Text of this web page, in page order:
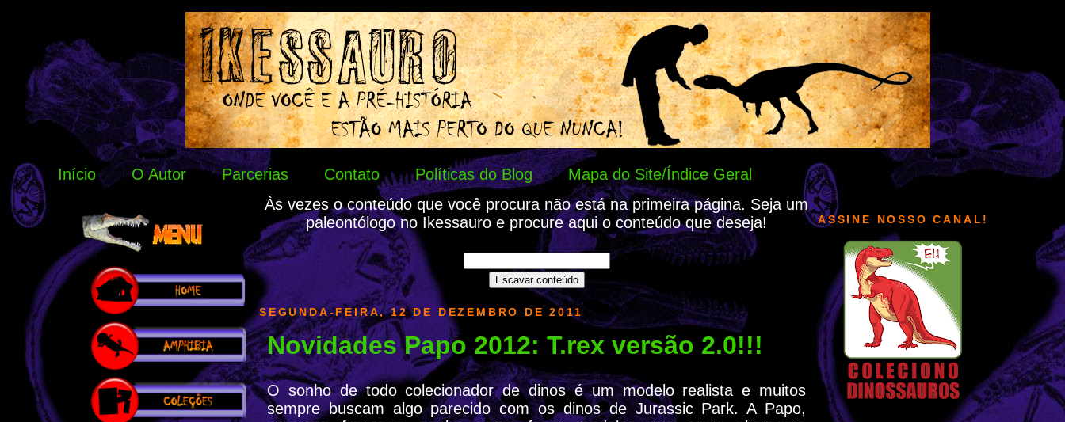
Início O Autor Parcerias Contato Políticas do Blog Mapa do Site/Índice Geral
Às vezes o conteúdo que você procura não está na primeira página. Seja um
paleontólogo no Ikessauro e procure aqui o conteúdo que deseja!
SEGUNDA-FEIRA, 12 DE DEZEMBRO DE 2011
Novidades Papo 2012: T.rex versão 2.0!!!
O sonho de todo colecionador de dinos é um modelo realista e muitos
sempre buscam algo parecido com os dinos de Jurassic Park. A Papo,
ASSINE NOSSO CANAL!